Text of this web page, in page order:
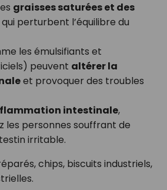
graisses saturées et des
qui perturbent l’équilibre du
les émulsifiants et
peuvent altérer la
et provoquer des troubles
intestinale,
les personnes souffrant de
irritable.
chips, biscuits industriels,